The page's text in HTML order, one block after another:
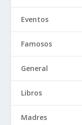
Eventos
Famosos
General
Libros
Madres